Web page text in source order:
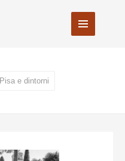
Pisa e dintorni